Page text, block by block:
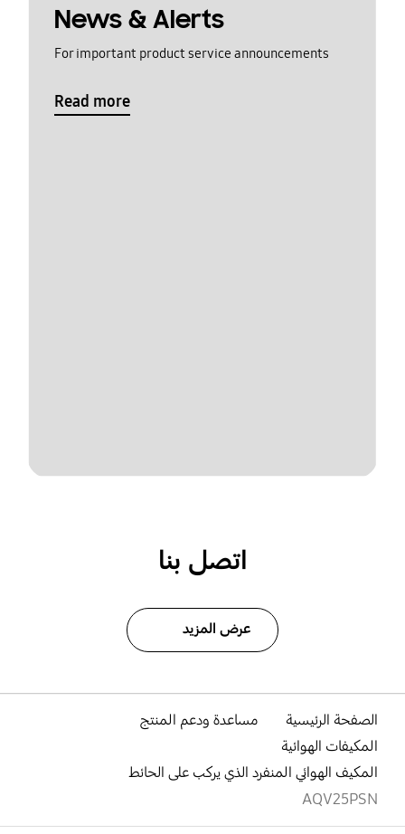
News & Alerts
For important product service announcements
Read more
اتصل بنا
عرض المزيد
الصفحة الرئيسية
مساعدة ودعم المنتج
المكيفات الهوائية
المكيف الهوائي المنفرد الذي يركب على الحائط
AQV25PSN